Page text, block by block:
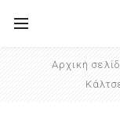
Αρχική